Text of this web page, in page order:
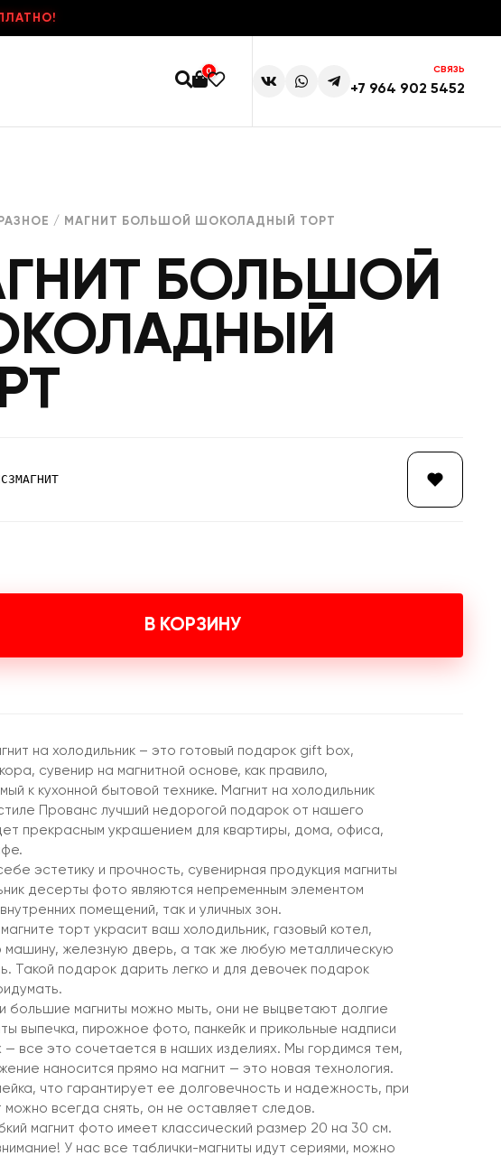
0 СВЯЗЬ
+7 964 902 5452
РАЗНОЕ / МАГНИТ БОЛЬШОЙ ШОКОЛАДНЫЙ ТОРТ
БОЛЬШОЙ
В КОРЗИНУ
на холодильник – это готовый подарок gift box,
сувенир на магнитной основе, как правило,
к кухонной бытовой технике. Магнит на холодильник
Прованс лучший недорогой подарок от нашего
прекрасным украшением для квартиры, дома, офиса,
эстетику и прочность, сувенирная продукция магниты
десерты фото являются непременным элементом
помещений, так и уличных зон.
торт украсит ваш холодильник, газовый котел,
машину, железную дверь, а так же любую металлическую
Такой подарок дарить легко и для девочек подарок
большие магниты можно мыть, они не выцветают долгие
выпечка, пирожное фото, панкейк и прикольные надписи
— все это сочетается в наших изделиях. Мы гордимся тем,
наносится прямо на магнит — это новая технология.
что гарантирует ее долговечность и надежность, при
можно всегда снять, он не оставляет следов.
магнит фото имеет классический размер 20 на 30 см.
У нас все таблички-магниты идут сериями, можно